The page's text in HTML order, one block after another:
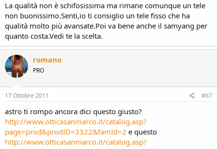
La qualità non è schifosissima ma rimane comunque un tele
non buonissimo.Senti,io ti consiglio un tele fisso che ha
qualità molto più avansate.Poi va bene anche il samyang per
quanto costa.Vedi te la scelta.
romano
PRO
17 Ottobre 2011 #67
astro ti rompo ancora dici questo giusto?
http://www.otticasanmarco.it/catalog.asp?
page=prod&prodID=3322&famId=2 e questo
http://www.otticasanmarco.it/catalog.asp?